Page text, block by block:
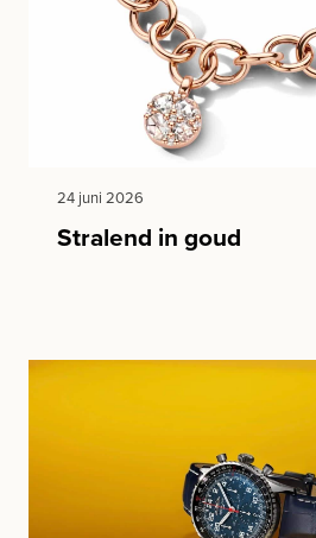
24 juni 2026
Stralend in goud